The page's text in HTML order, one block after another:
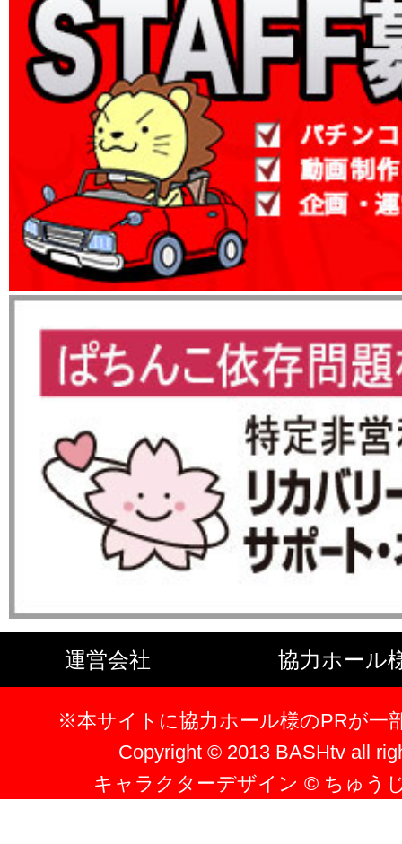
運営会社 協力ホール
※本サイトに協力ホール様のPRが一
Copyright © 2013 BASHtv all
キャラクターデザイン © ちゅう